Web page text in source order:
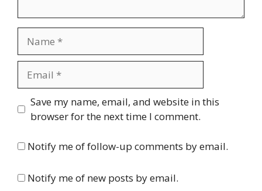
Website
Save my name, email, and website in this
browser for the next time I comment.
Notify me of follow-up comments by email.
Notify me of new posts by email.